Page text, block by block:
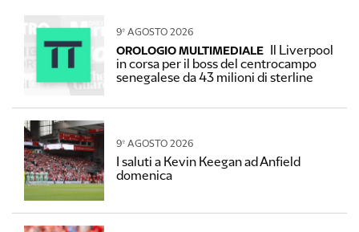
9º AGOSTO 2026
OROLOGIO MULTIMEDIALE
Il Liverpool
in corsa per il boss del centrocampo
senegalese da 43 milioni di sterline
9º AGOSTO 2026
I saluti a Kevin Keegan ad Anfield
domenica